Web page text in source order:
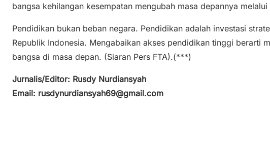
bangsa kehilangan kesempatan mengubah masa depannya
Pendidikan bukan beban negara. Pendidikan adalah investasi
Republik Indonesia. Mengabaikan akses pendidikan tinggi berarti
bangsa di masa depan. (Siaran Pers FTA).(***)
Jurnalis/Editor: Rusdy Nurdiansyah
Email: rusdynurdiansyah69@gmail.com